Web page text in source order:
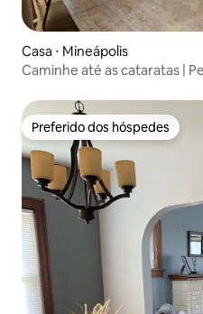
Casa ⋅ Mineápolis
Caminhe até as cataratas |
Preferido dos hóspedes
Preferido dos hóspedes